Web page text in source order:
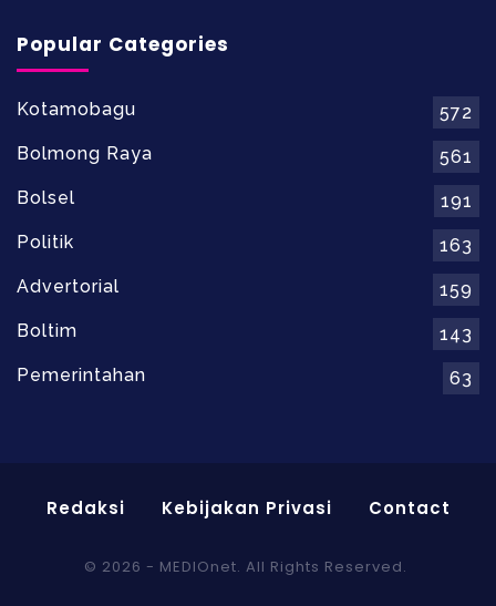
Popular Categories
Kotamobagu
572
Bolmong Raya
561
Bolsel
191
Politik
163
Advertorial
159
Boltim
143
Pemerintahan
63
Redaksi Kebijakan Privasi Contact
© 2026 - MEDIOnet. All Rights Reserved.